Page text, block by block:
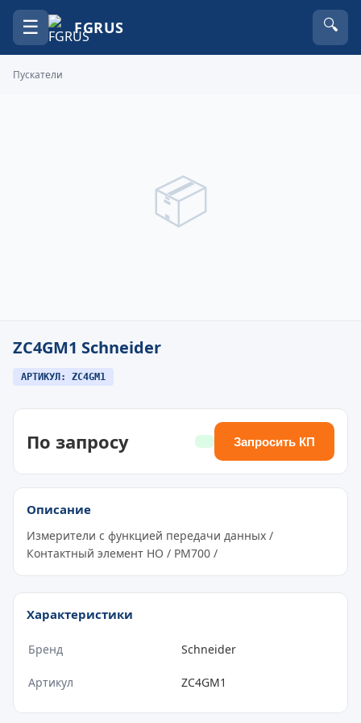
☰ FGRUS 🔍
Пускатели
📦
ZC4GM1 Schneider
АРТИКУЛ: ZC4GM1
По запросу Запросить КП
Описание
Измерители с функцией передачи данных /
Контактный элемент НО / PM700 /
Характеристики
Бренд Schneider
Артикул ZC4GM1